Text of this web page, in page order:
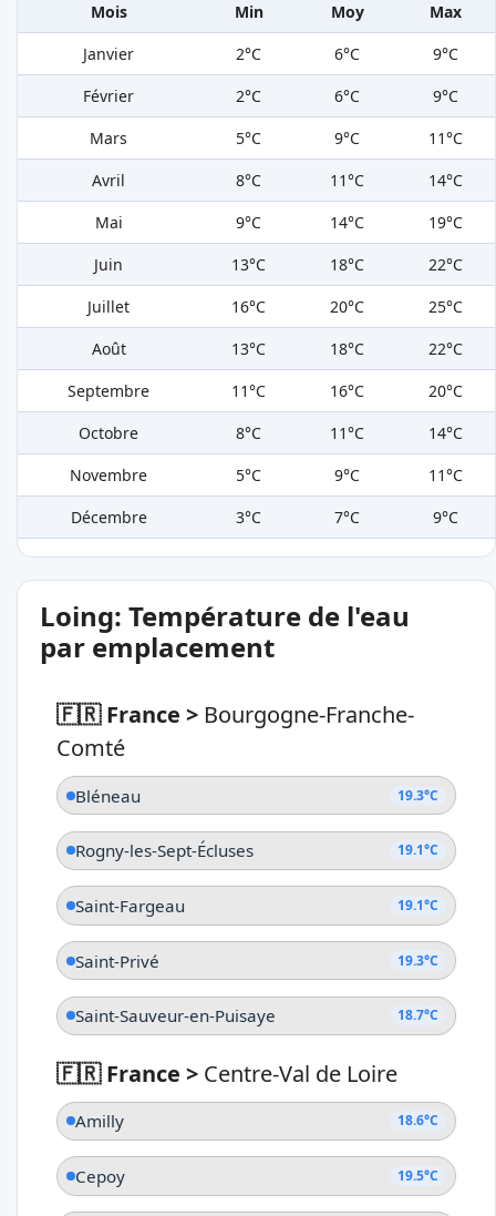
Mois Min Moy
Max
Janvier
2°C 6°C
9°C
Février
2°C 6°C
9°C
Mars
5°C 9°C
11°C
Avril
8°C 11°C
14°C
Mai
9°C 14°C
19°C
Juin
13°C 18°C
22°C
Juillet
16°C 20°C
25°C
Août
13°C 18°C
22°C
Septembre
11°C 16°C
20°C
Octobre
8°C 11°C
14°C
Novembre
5°C 9°C
11°C
Décembre
3°C 7°C 9°C
Loing: Température de l'eau
par emplacement
🇫🇷 France > Bourgogne-Franche-
Comté
Bléneau 19.3°C
Rogny-les-Sept-Écluses 19.1°C
Saint-Fargeau 19.1°C
Saint-Privé 19.3°C
Saint-Sauveur-en-Puisaye 18.7°C
🇫🇷 France > Centre-Val de Loire
Amilly 18.6°C
Cepoy 19.5°C